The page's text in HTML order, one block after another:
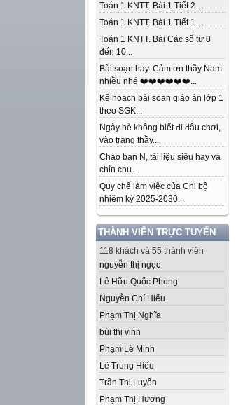
Toán 1 KNTT. Bài 1 Tiết 2....
Toán 1 KNTT. Bài 1 Tiết 1....
Toán 1 KNTT. Bài Các số từ 0
đến 10...
Bài soạn hay. Cảm ơn thầy Nam
nhiều nhé ❤️❤️❤️❤️❤️❤️...
Kế hoạch bài soạn giáo án lớp 1
theo SGK...
Ngày hè không biết đi đâu chơi,
vào trang thầy...
Chào bạn N, tài liệu siêu hay và
chỉn chu...
Quy chế làm việc của Chi bộ
nhiệm kỳ 2025-2030...
THÀNH VIÊN TRỰC TUYẾN
118 khách và 55 thành viên
nguyễn thị ngọc
Lê Hữu Quốc Phong
Nguyễn Chí Hiếu
Phạm Thị Nghĩa
bùi thị vinh
Phạm Lê Minh
Lê Trung Hiếu
Trần Thị Luyến
Phạm Thị Hương